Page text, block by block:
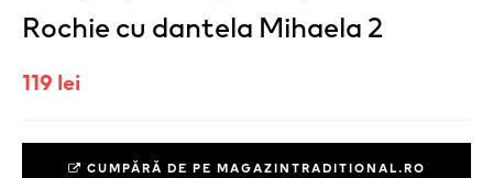
Rochie cu dantela Mihaela 2
119 lei
CUMPĂRĂ DE PE MAGAZINTRADITIONAL.RO